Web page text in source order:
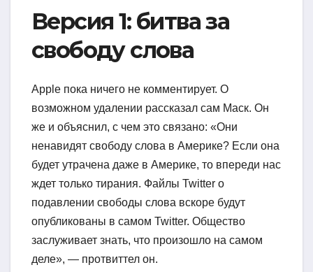
Версия 1: битва за
свободу слова
Apple пока ничего не комментирует. О
возможном удалении рассказал сам Маск. Он
же и объяснил, с чем это связано: «Они
ненавидят свободу слова в Америке? Если она
будет утрачена даже в Америке, то впереди нас
ждет только тирания. Файлы Twitter о
подавлении свободы слова вскоре будут
опубликованы в самом Twitter. Общество
заслуживает знать, что произошло на самом
деле», — протвиттел он.